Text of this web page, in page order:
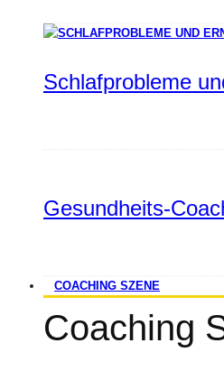
Schlafprobleme
Gesundheits-
COACHING SZENE
Coaching